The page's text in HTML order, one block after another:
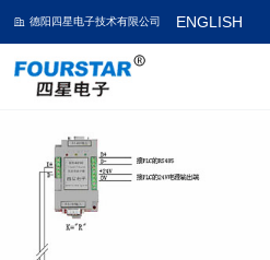
德阳四星电子技术有限公司 ENGLISH